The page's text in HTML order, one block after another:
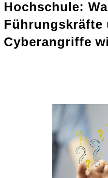
Hochschule:
Führungskräfte
Cyberangriffe